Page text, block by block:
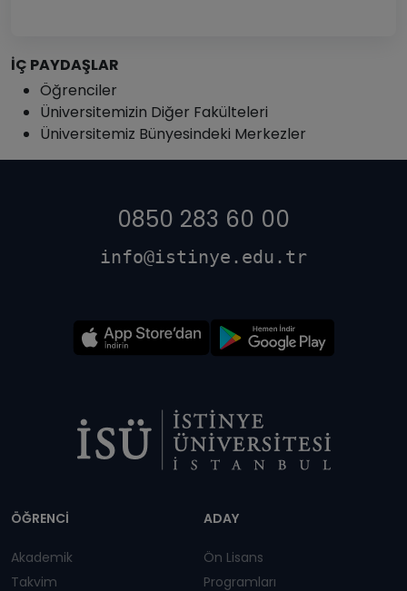
İÇ PAYDAŞLAR
Öğrenciler
Üniversitemizin Diğer Fakülteleri
Üniversitemiz Bünyesindeki Merkezler
0850 283 60 00
info@istinye.edu.tr
ÖĞRENCİ
Akademik
Takvim
ADAY
Ön Lisans
Programları